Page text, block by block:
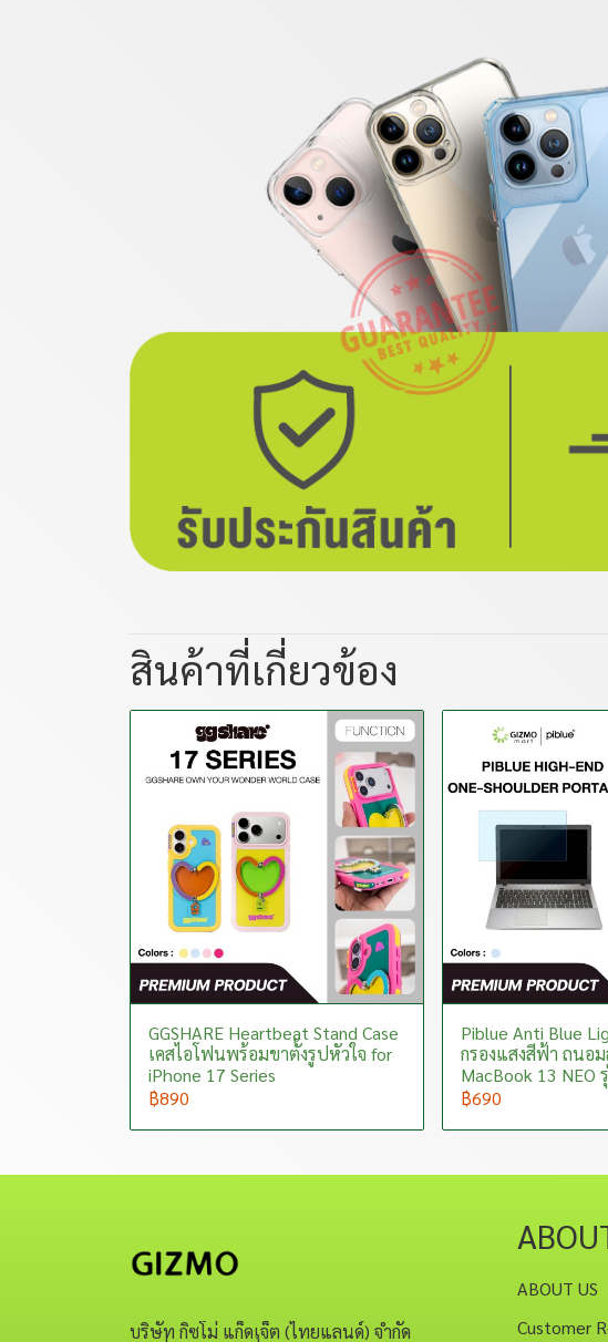
สินค้าที่เกี่ยวข้อง
GGSHARE Heartbeat Stand Case
เคสไอโฟนพร้อมขาตั้งรูปหัวใจ for
iPhone 17 Series
฿890
Piblue Anti Blue
กรองแสงสีฟ้า ถนอ
MacBook 13 NEO
฿690
บริษัท กิซโม่ แก็ดเจ็ต (ไทยแลนด์) จำกัด
ABOUT US
Customer